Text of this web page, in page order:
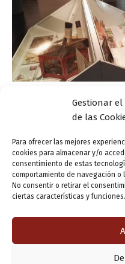
Gestionar
de las
Para ofrecer las mejores
cookies para almacenar y/o
consentimiento de estas
comportamiento de navegación
No consentir o retirar el
ciertas características y funciones.
Entre pliegues,
nos sumergimos
ensutinta/5 abril, 2017
La Sala Municipal de
acoge hasta el próximo